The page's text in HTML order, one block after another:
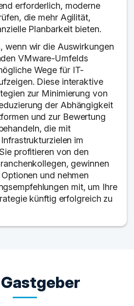
erforderlich, moderne
die mehr Agilität,
Planbarkeit bieten.
wenn wir die Auswirkungen
VMware-Umfelds
Wege für IT-
Diese interaktive
zur Minimierung von
der Abhängigkeit
und zur Bewertung
die mit
im
profitieren von den
gewinnen
und nehmen
mit, um Ihre
künftig erfolgreich zu